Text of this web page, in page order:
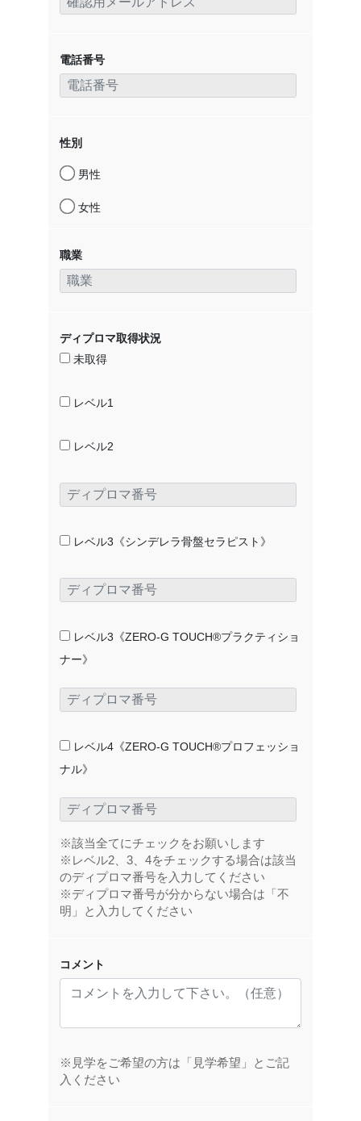
電話番号
性別
男性
女性
職業
ディプロマ取得状況
未取得
レベル1
レベル2
レベル3《シンデレラ骨盤セラピスト》
レベル3《ZERO-G TOUCH®プラクティショ
ナー》
レベル4《ZERO-G TOUCH®プロフェッショ
ナル》
※該当全てにチェックをお願いします
※レベル2、3、4をチェックする場合は該当
のディプロマ番号を入力してください
※ディプロマ番号が分からない場合は「不
明」と入力してください
コメント
※見学をご希望の方は「見学希望」とご記
入ください